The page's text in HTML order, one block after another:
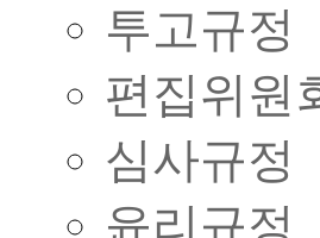
투고규정
편집위원
심사규정
윤리규정